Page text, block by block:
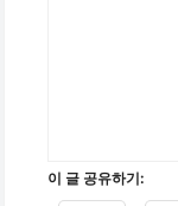
이 글 공유하기: